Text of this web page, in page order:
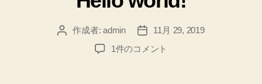
リ
投
作成者:admin
投
稿
11月 29, 2019
Hello
1件のコメント